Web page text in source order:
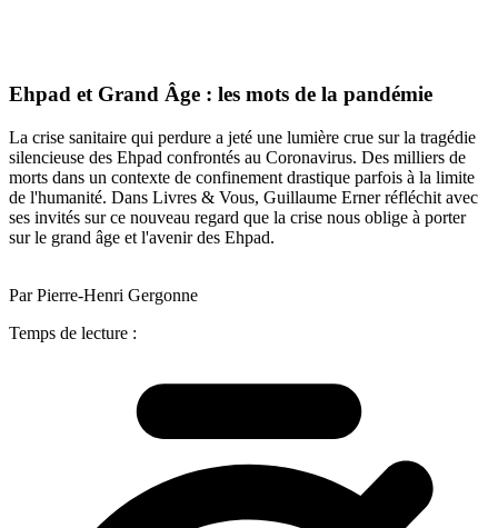
Ehpad et Grand Âge : les mots de la pandémie
La crise sanitaire qui perdure a jeté une lumière crue sur la tragédie
silencieuse des Ehpad confrontés au Coronavirus. Des milliers de
morts dans un contexte de confinement drastique parfois à la limite
de l'humanité. Dans Livres & Vous, Guillaume Erner réfléchit avec
ses invités sur ce nouveau regard que la crise nous oblige à porter
sur le grand âge et l'avenir des Ehpad.
Par Pierre-Henri Gergonne
Temps de lecture :